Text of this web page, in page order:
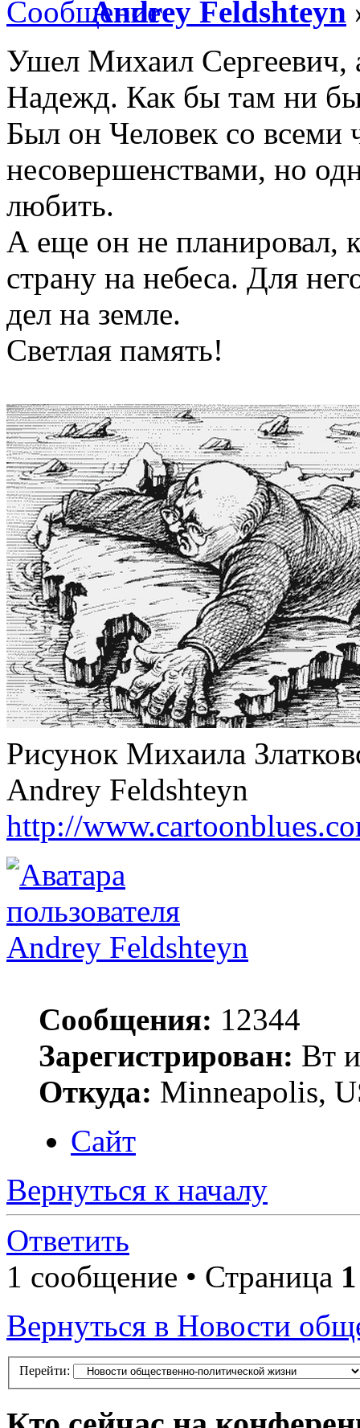
Andrey Feldshteyn
Ушел Михаил
Надежд. Как бы там ни
Был он Человек со всеми
несовершенствами, но
любить.
А еще он не планировал,
страну на небеса. Для
дел на земле.
Светлая память!
Рисунок Михаила
Andrey Feldshteyn
http://
Andrey Feldshteyn
Сообщения: 12344
Зарегистрирован: Вт
Откуда: Minneapolis,
Сайт
Вернуться к началу
Ответить
1 сообщение • Страница 1
Вернуться в Новости
Перейти: